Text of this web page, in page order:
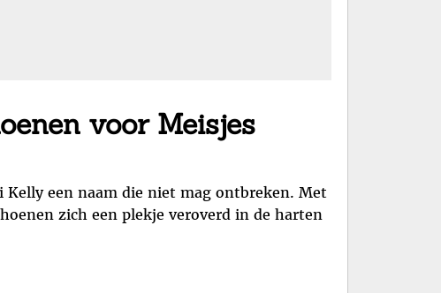
voor Meisjes
een naam die niet mag ontbreken. Met
zich een plekje veroverd in de harten